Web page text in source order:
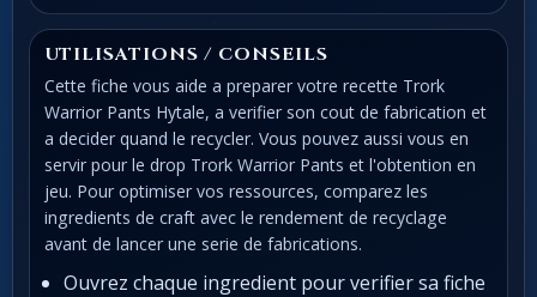
UTILISATIONS / CONSEILS
Cette fiche vous aide a preparer votre recette Trork
Warrior Pants Hytale, a verifier son cout de fabrication et
a decider quand le recycler. Vous pouvez aussi vous en
servir pour le drop Trork Warrior Pants et l'obtention en
jeu. Pour optimiser vos ressources, comparez les
ingredients de craft avec le rendement de recyclage
avant de lancer une serie de fabrications.
Ouvrez chaque ingredient pour verifier sa fiche